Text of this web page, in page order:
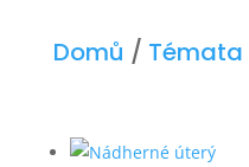
Domů / Témata